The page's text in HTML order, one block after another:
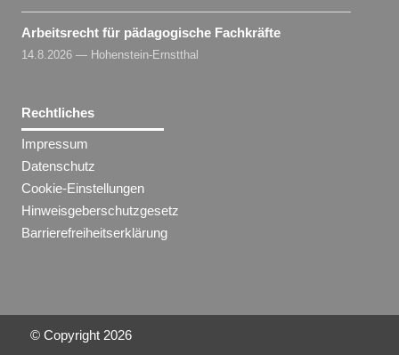
Arbeitsrecht für pädagogische Fachkräfte
14.8.2026 — Hohenstein-Ernstthal
Rechtliches
Impressum
Datenschutz
Cookie-Einstellungen
Hinweisgeberschutzgesetz
Barrierefreiheitserklärung
© Copyright 2026